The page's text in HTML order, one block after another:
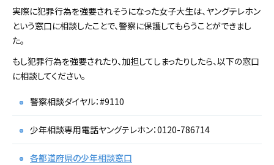
実際に犯罪行為を強要されそうになった女子大生は、ヤングテレホン
という窓口に相談したことで、警察に保護してもらうことができまし
た。
もし犯罪行為を強要されたり、加担してしまったりしたら、以下の窓口
に相談してください。
警察相談ダイヤル：#9110
少年相談専用電話ヤングテレホン：0120-786714
各都道府県の少年相談窓口